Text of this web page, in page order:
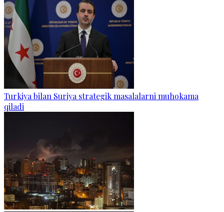
Turkiya bilan Suriya strategik masalalarni muhokama
qiladi